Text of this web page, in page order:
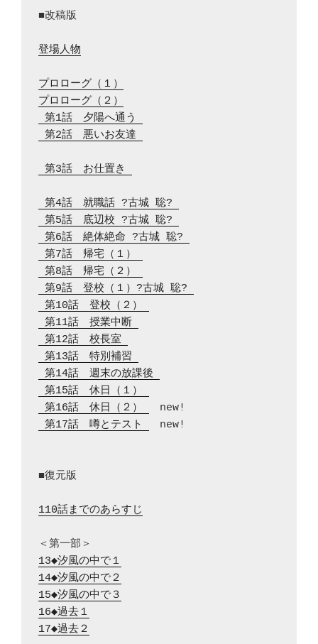
■改稿版
登場人物
プロローグ（１）
プロローグ（２）
第1話　夕陽へ通う
第2話　悪いお友達
第3話　お仕置き
第4話　就職話 ?古城 聡?
第5話　底辺校 ?古城 聡?
第6話　絶体絶命 ?古城 聡?
第7話　帰宅（１）
第8話　帰宅（２）
第9話　登校（１）?古城 聡?
第10話　登校（２）
第11話　授業中断
第12話　校長室
第13話　特別補習
第14話　週末の放課後
第15話　休日（１）
第16話　休日（２）
第17話　噂とテスト
new!
■復元版
110話までのあらすじ
13◆汐風の中で１
14◆汐風の中で２
15◆汐風の中で３
16◆過去１
17◆過去２